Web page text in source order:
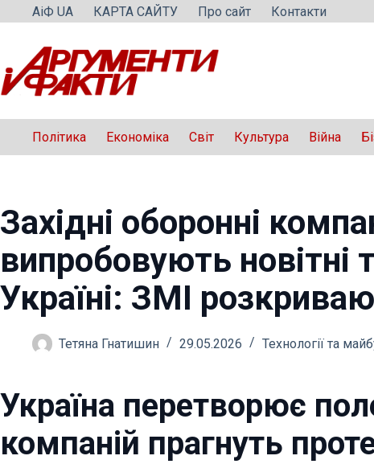
Перейти
вмісту
АіФ UA КАРТА САЙТУ Про сайт Контакти
Політика Економіка Світ Культура Війна
Західні оборонні
випробовують новітні
Україні: ЗМІ
Тетяна Гнатишин 29.05.2026 Технології та
Україна перетворює
компаній прагнуть